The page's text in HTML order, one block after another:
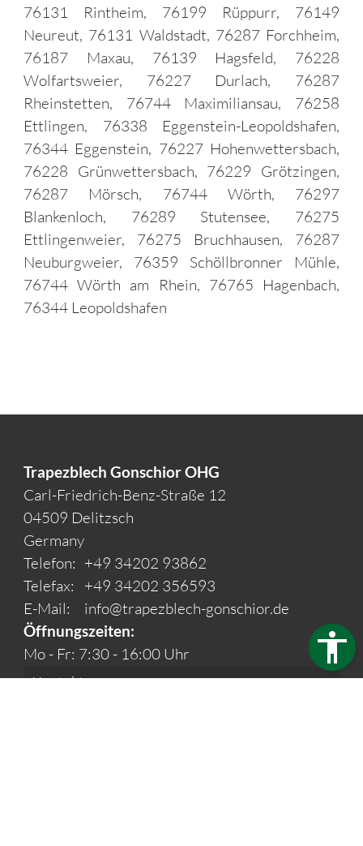
76131 Rintheim, 76199 Rüppurr, 76149
Neureut, 76131 Waldstadt, 76287 Forchheim,
76187 Maxau, 76139 Hagsfeld, 76228
Wolfartsweier, 76227 Durlach, 76287
Rheinstetten, 76744 Maximiliansau, 76258
Ettlingen, 76338 Eggenstein-Leopoldshafen,
76344 Eggenstein, 76227 Hohenwettersbach,
76228 Grünwettersbach, 76229 Grötzingen,
76287 Mörsch, 76744 Wörth, 76297
Blankenloch, 76289 Stutensee, 76275
Ettlingenweier, 76275 Bruchhausen, 76287
Neuburgweier, 76359 Schöllbronner Mühle,
76744 Wörth am Rhein, 76765 Hagenbach,
76344 Leopoldshafen
Trapezblech Gonschior OHG
Carl-Friedrich-Benz-Straße 12
04509 Delitzsch
Germany
Telefon: +49 34202 93862
Telefax:
+49 34202 356593
E-Mail:
info@trapezblech-gonschior.de
Öffnungszeiten:
Mo - Fr: 7:30 - 16:00 Uhr
Kontakt